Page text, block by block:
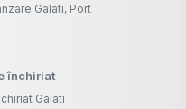
Galati, Port
închiriat
Galati